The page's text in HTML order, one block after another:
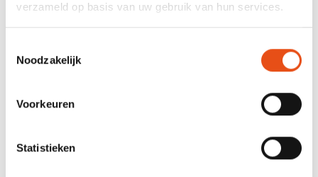
verzameld op basis van uw gebruik van hun services.
Noodzakelijk
Voorkeuren
Statistieken
2.Praktijk lieropstellingen(dag 1 namiddag):
Uitvoeren van veilige lieropstellingen in verschillende